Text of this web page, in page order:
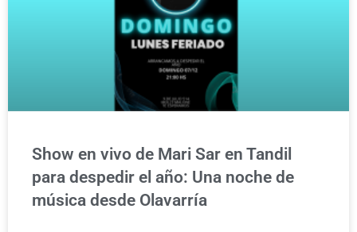
Show en vivo de Mari Sar en Tandil
para despedir el año: Una noche de
música desde Olavarría